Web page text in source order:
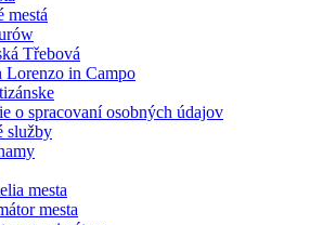
mestá
Třebová
Lorenzo in Campo
o spracovaní osobných údajov
služby
mesta
mesta